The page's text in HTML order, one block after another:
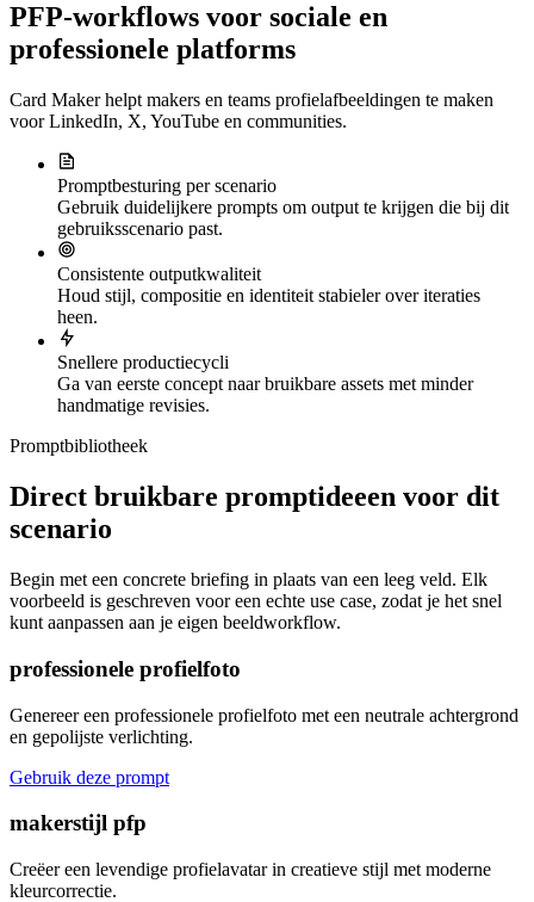
PFP-workflows voor sociale en
professionele platforms
Card Maker helpt makers en teams profielafbeeldingen te maken
voor LinkedIn, X, YouTube en communities.
Promptbesturing per scenario
Gebruik duidelijkere prompts om output te krijgen die bij dit
gebruiksscenario past.
Consistente outputkwaliteit
Houd stijl, compositie en identiteit stabieler over iteraties
heen.
Snellere productiecycli
Ga van eerste concept naar bruikbare assets met minder
handmatige revisies.
Promptbibliotheek
Direct bruikbare promptideeen voor dit
scenario
Begin met een concrete briefing in plaats van een leeg veld. Elk
voorbeeld is geschreven voor een echte use case, zodat je het snel
kunt aanpassen aan je eigen beeldworkflow.
professionele profielfoto
Genereer een professionele profielfoto met een neutrale achtergrond
en gepolijste verlichting.
Gebruik deze prompt
makerstijl pfp
Creëer een levendige profielavatar in creatieve stijl met moderne
kleurcorrectie.